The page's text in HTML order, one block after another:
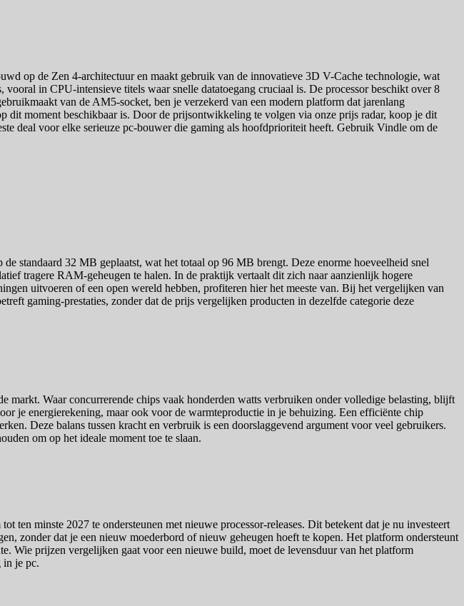
op de Zen 4-architectuur en maakt gebruik van de innovatieve 3D V-Cache technologie, wat
in CPU-intensieve titels waar snelle datatoegang cruciaal is. De processor beschikt over 8
van de AM5-socket, ben je verzekerd van een modern platform dat jarenlang
moment beschikbaar is. Door de prijsontwikkeling te volgen via onze prijs radar, koop je dit
deal voor elke serieuze pc-bouwer die gaming als hoofdprioriteit heeft. Gebruik Vindle om de
standaard 32 MB geplaatst, wat het totaal op 96 MB brengt. Deze enorme hoeveelheid snel
tragere RAM-geheugen te halen. In de praktijk vertaalt dit zich naar aanzienlijk hogere
uitvoeren of een open wereld hebben, profiteren hier het meeste van. Bij het vergelijken van
gaming-prestaties, zonder dat de prijs vergelijken producten in dezelfde categorie deze
markt. Waar concurrerende chips vaak honderden watts verbruiken onder volledige belasting, blijft
je energierekening, maar ook voor de warmteproductie in je behuizing. Een efficiënte chip
Deze balans tussen kracht en verbruik is een doorslaggevend argument voor veel gebruikers.
om op het ideale moment toe te slaan.
minste 2027 te ondersteunen met nieuwe processor-releases. Dit betekent dat je nu investeert
zonder dat je een nieuw moederbord of nieuw geheugen hoeft te kopen. Het platform ondersteunt
Wie prijzen vergelijken gaat voor een nieuwe build, moet de levensduur van het platform
in je pc.